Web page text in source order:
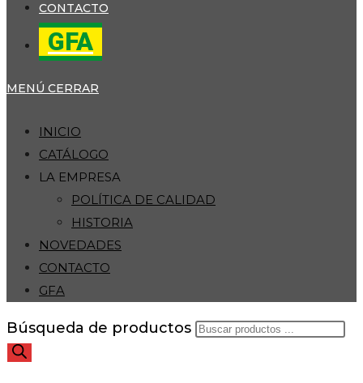
CONTACTO
GFA
MENÚ CERRAR
INICIO
CATÁLOGO
LA EMPRESA
POLÍTICA DE CALIDAD
HISTORIA
NOVEDADES
CONTACTO
GFA
Búsqueda de productos